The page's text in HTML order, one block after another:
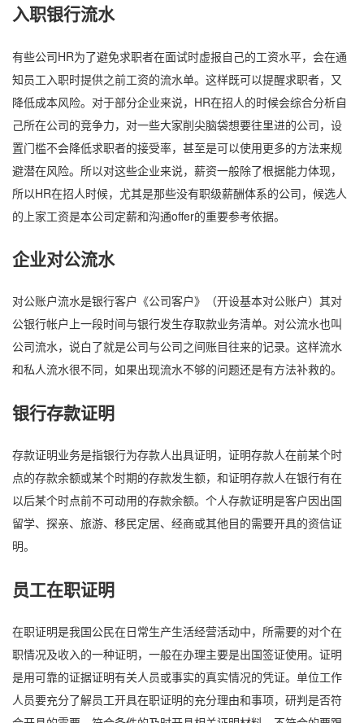
入职银行流水
有些公司HR为了避免求职者在面试时虚报自己的工资水平，会在通
知员工入职时提供之前工资的流水单。这样既可以提醒求职者，又
降低成本风险。对于部分企业来说，HR在招人的时候会综合分析自
己所在公司的竞争力，对一些大家削尖脑袋想要往里进的公司，设
置门槛不会降低求职者的接受率，甚至是可以使用更多的方法来规
避潜在风险。所以对这些企业来说，薪资一般除了根据能力体现，
所以HR在招人时候，尤其是那些没有职级薪酬体系的公司，候选人
的上家工资是本公司定薪和沟通offer的重要参考依据。
企业对公流水
对公账户流水是银行客户《公司客户》（开设基本对公账户）其对
公银行帐户上一段时间与银行发生存取款业务清单。对公流水也叫
公司流水，说白了就是公司与公司之间账目往来的记录。这样流水
和私人流水很不同，如果出现流水不够的问题还是有方法补救的。
银行存款证明
存款证明业务是指银行为存款人出具证明，证明存款人在前某个时
点的存款余额或某个时期的存款发生额，和证明存款人在银行有在
以后某个时点前不可动用的存款余额。个人存款证明是客户因出国
留学、探亲、旅游、移民定居、经商或其他目的需要开具的资信证
明。
员工在职证明
在职证明是我国公民在日常生产生活经营活动中，所需要的对个在
职情况及收入的一种证明，一般在办理主要是出国签证使用。证明
是用可靠的证据证明有关人员或事实的真实情况的凭证。单位工作
人员要充分了解员工开具在职证明的充分理由和事项，研判是否符